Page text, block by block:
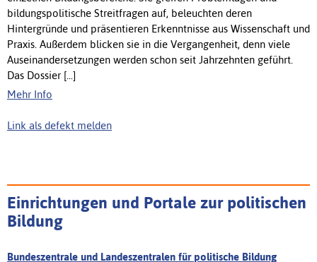
bildungspolitische Streitfragen auf, beleuchten deren
Hintergründe und präsentieren Erkenntnisse aus Wissenschaft und
Praxis. Außerdem blicken sie in die Vergangenheit, denn viele
Auseinandersetzungen werden schon seit Jahrzehnten geführt.
Das Dossier [...]
Mehr Info
Link als defekt melden
Einrichtungen und Portale zur politischen
Bildung
Bundeszentrale und Landeszentralen für politische Bildung